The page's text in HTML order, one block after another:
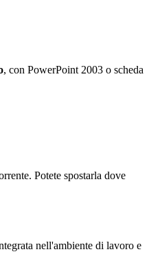
, con PowerPoint 2003 o scheda
Potete spostarla dove
nell'ambiente di lavoro e